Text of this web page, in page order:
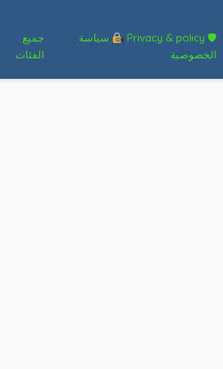
🛡 Privacy & policy
سياسة
الخصوصية
جميع
الفئات